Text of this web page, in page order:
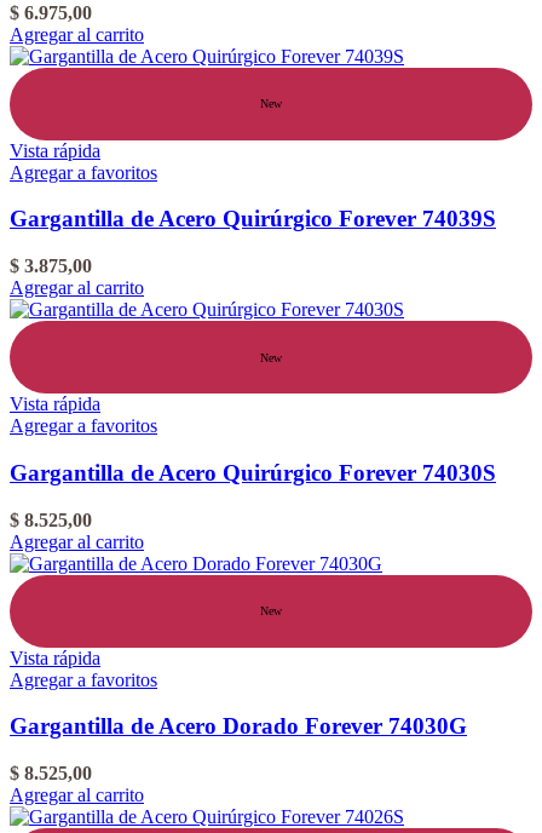
$ 6.975,00
Agregar al carrito
New
Vista rápida
Agregar a favoritos
Gargantilla de Acero Quirúrgico Forever 74039S
$ 3.875,00
Agregar al carrito
New
Vista rápida
Agregar a favoritos
Gargantilla de Acero Quirúrgico Forever 74030S
$ 8.525,00
Agregar al carrito
New
Vista rápida
Agregar a favoritos
Gargantilla de Acero Dorado Forever 74030G
$ 8.525,00
Agregar al carrito